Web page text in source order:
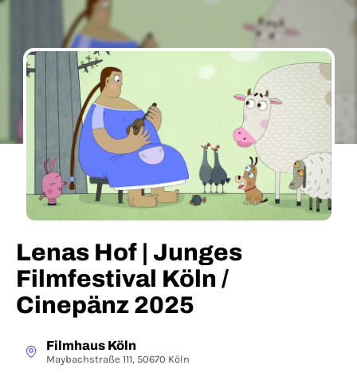
Lenas Hof | Junges
Filmfestival Köln /
Cinepänz 2025
Filmhaus Köln
Maybachstraße 111, 50670 Köln